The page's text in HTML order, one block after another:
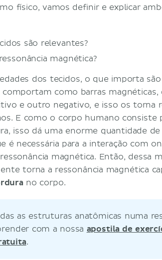
físico, vamos definir e explicar
são relevantes?
magnética?
dos tecidos, o que importa
como barras magnéticas,
e outro negativo, e isso os torna
E como o corpo humano consiste
isso dá uma enorme quantidade de
é necessária para a interação com
magnética. Então, dessa
torna a ressonância magnética
no corpo.
as estruturas anatômicas numa
com a nossa apostila de
.